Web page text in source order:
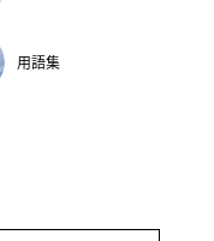
用語集